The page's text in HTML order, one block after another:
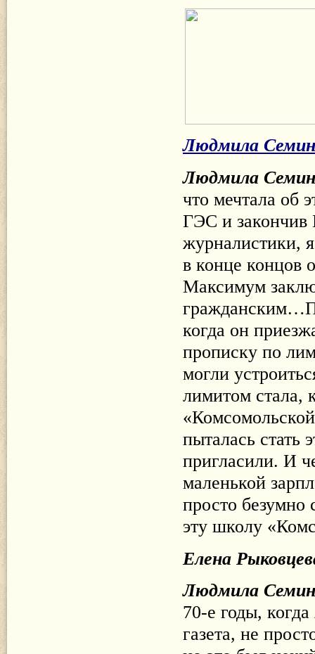
Людмила
Людмила
что мечтала об
ГЭС и закончив
журналистики,
в конце концов
Максимум
когда он
прописку по
могли
лимитом стала,
пыталась стать
пригласили. И
маленькой
просто безумно
эту школу
Елена
Людмила
70-е годы,
газета, не